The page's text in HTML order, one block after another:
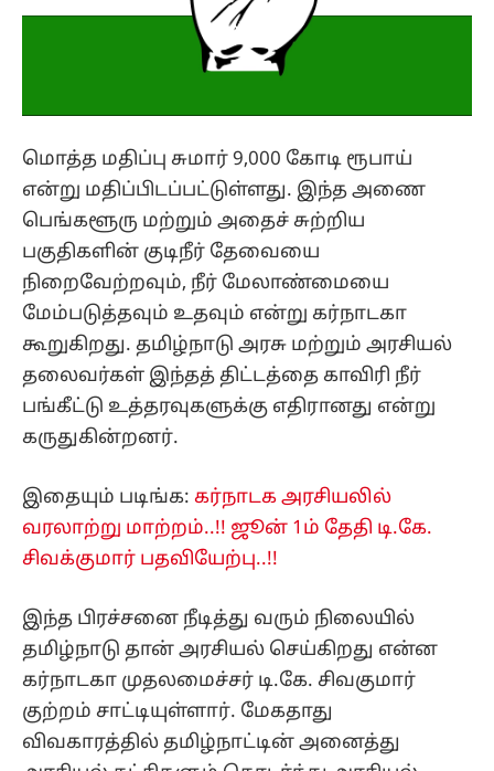
மொத்த மதிப்பு சுமார் 9,000 கோடி ரூபாய்
என்று மதிப்பிடப்பட்டுள்ளது. இந்த அணை
பெங்களூரு மற்றும் அதைச் சுற்றிய
பகுதிகளின் குடிநீர் தேவையை
நிறைவேற்றவும், நீர் மேலாண்மையை
மேம்படுத்தவும் உதவும் என்று கர்நாடகா
கூறுகிறது. தமிழ்நாடு அரசு மற்றும் அரசியல்
தலைவர்கள் இந்தத் திட்டத்தை காவிரி நீர்
பங்கீட்டு உத்தரவுகளுக்கு எதிரானது என்று
கருதுகின்றனர்.
இதையும் படிங்க: கர்நாடக அரசியலில்
வரலாற்று மாற்றம்..!! ஜூன் 1ம் தேதி டி.கே.
சிவக்குமார் பதவியேற்பு..!!
இந்த பிரச்சனை நீடித்து வரும் நிலையில்
தமிழ்நாடு தான் அரசியல் செய்கிறது என்ன
கர்நாடகா முதலமைச்சர் டி.கே. சிவகுமார்
குற்றம் சாட்டியுள்ளார். மேகதாது
விவகாரத்தில் தமிழ்நாட்டின் அனைத்து